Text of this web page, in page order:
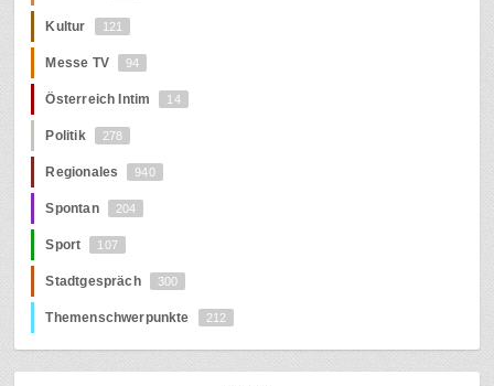
Kultur 121
Messe TV 94
Österreich Intim 14
Politik 278
Regionales 940
Spontan 204
Sport 107
Stadtgespräch 300
Themenschwerpunkte 212